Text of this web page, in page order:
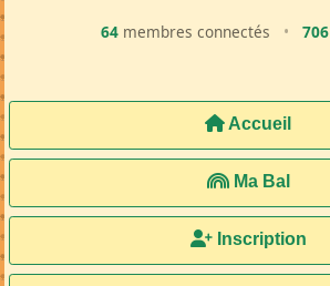
64 membres connectés • 706
Accueil
Ma Bal
Inscription